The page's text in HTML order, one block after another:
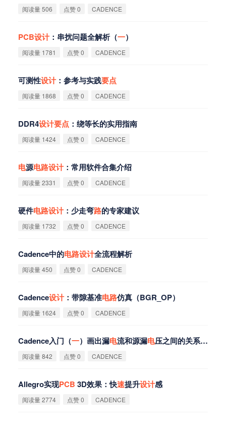
阅读量 506 点赞 0 CADENCE
PCB设计：串扰问题全解析（一）
阅读量 1781 点赞 0 CADENCE
可测性设计：参考与实践要点
阅读量 1868 点赞 0 CADENCE
DDR4设计要点 ：绕等长的实用指南
阅读量 1424 点赞 0 CADENCE
电源电路设计：常用软件合集介绍
阅读量 2331 点赞 0 CADENCE
硬件电路设计：少走弯路的专家建议
阅读量 1732 点赞 0 CADENCE
Cadence中的电路设计全流程解析
阅读量 450 点赞 0 CADENCE
Cadence设计：带隙基准电路仿真（BGR_OP）
阅读量 1624 点赞 0 CADENCE
Cadence入门（一）画出漏电流和源漏电压之间的关系：
阅读量 842 点赞 0 CADENCE
Allegro实现PCB 3D效果：快速提升设计感
阅读量 2774 点赞 0 CADENCE